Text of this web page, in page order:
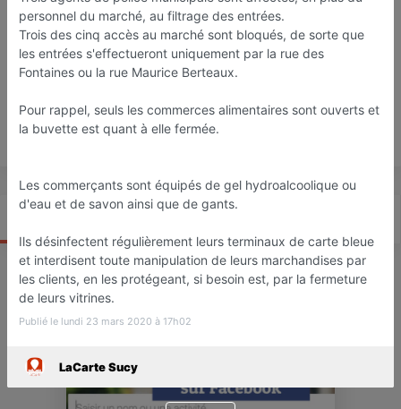
Favori Contacter
Ouvre demain dès 09:00
ACTU
personnel du marché, au filtrage des entrées.
Trois des cinq accès au marché sont bloqués, de sorte que
les entrées s'effectueront uniquement par la rue des
Fontaines ou la rue Maurice Berteaux.
Pour rappel, seuls les commerces alimentaires sont ouverts et
la buvette est quant à elle fermée.
Les commerçants sont équipés de gel hydroalcoolique ou
d'eau et de savon ainsi que de gants.
Ils désinfectent régulièrement leurs terminaux de carte bleue
et interdisent toute manipulation de leurs marchandises par
les clients, en les protégeant, si besoin est, par la fermeture
de leurs vitrines.
Publié le lundi 23 mars 2020 à 17h02
LaCarte Sucy